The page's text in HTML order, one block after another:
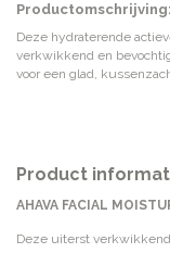
Productomschrijving:
Deze hydraterende
verkwikkend en
voor een glad,
Product
AHAVA FACIAL
Deze uiterst